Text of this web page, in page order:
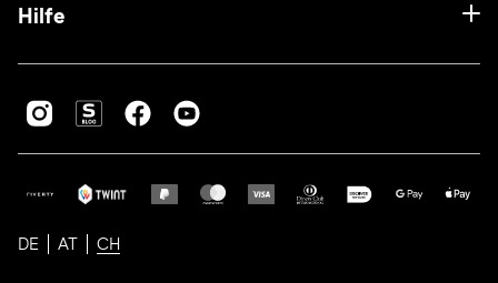
Hilfe
DE AT CH